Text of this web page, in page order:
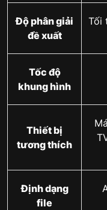
Độ phân giải
đề xuất
Tối
Tốc độ
khung hình
Thiết bị
tương thích
Định dạng
file